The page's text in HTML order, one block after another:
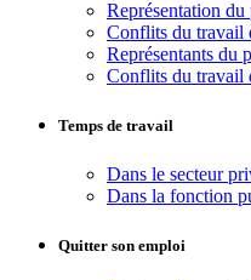
Représentation du
Conflits du travail
Représentants du
Conflits du travail
Temps de travail
Dans le secteur
Dans la fonction
Quitter son emploi